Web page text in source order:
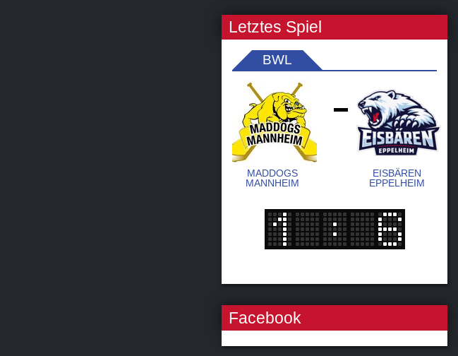
Letztes Spiel
BWL
MADDOGS
MANNHEIM
-
EISBÄREN
EPPELHEIM
Facebook